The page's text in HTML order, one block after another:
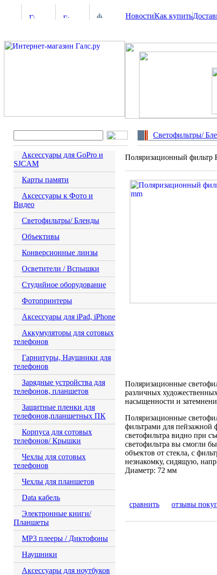
НовостиКак купить
Светофильтры/
Аксессуары для GoPro и
SJCAM
Карты памяти
Аксессуары к Фото и
Видео
Светофильтры/ Бленды
Объективы
Конверсионные линзы
Осветители / Вспышки
Студийное оборудование
Фотопринтеры
Аксессуары для iPad, iPhone
Аккумуляторы для сотовых
телефонов
Гарнитуры, Наушники для
телефонов
Зарядные устройства для
телефонов, планшетов
Защитные пленки для
телефонов,планшетных ПК
Корпуса для сотовых
телефонов/ Крышки
Чехлы для сотовых
телефонов
Чехлы для планшетов
Data кабель
Электронные книги/
Планшеты
MP3 плееры / Диктофоны
Наушники
Аксессуары для ноутбуков
Поляризационный фильтр
Поляризационные
различных
насыщенности и
Поляризационные
фильтрами для пейзажной
светофильтра видно при
светофильтра вы смогли
объектов от стекла, с
незнакомку, сидящую,
Диаметр: 72 мм
сравнить отзывы